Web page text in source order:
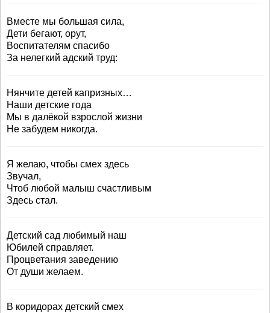
Вместе мы большая сила,
Дети бегают, орут,
Воспитателям спасибо
За нелегкий адский труд:
Нянчите детей капризных…
Наши детские года
Мы в далёкой взрослой жизни
Не забудем никогда.
Я желаю, чтобы смех здесь
Звучал,
Чтоб любой малыш счастливым
Здесь стал.
Детский сад любимый наш
Юбилей справляет.
Процветания заведению
От души желаем.
В коридорах детский смех